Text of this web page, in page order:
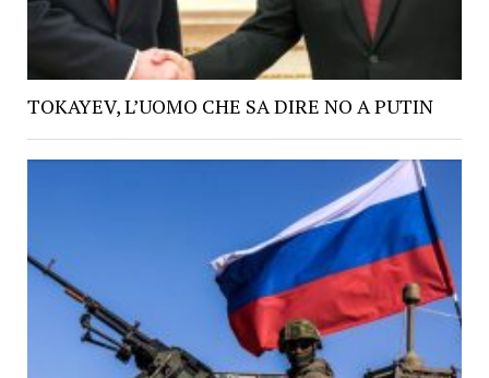
TOKAYEV, L’UOMO CHE SA DIRE NO A PUTIN